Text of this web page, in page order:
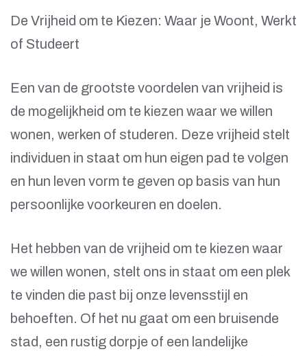
De Vrijheid om te Kiezen: Waar je Woont, Werkt
of Studeert
Een van de grootste voordelen van vrijheid is
de mogelijkheid om te kiezen waar we willen
wonen, werken of studeren. Deze vrijheid stelt
individuen in staat om hun eigen pad te volgen
en hun leven vorm te geven op basis van hun
persoonlijke voorkeuren en doelen.
Het hebben van de vrijheid om te kiezen waar
we willen wonen, stelt ons in staat om een plek
te vinden die past bij onze levensstijl en
behoeften. Of het nu gaat om een bruisende
stad, een rustig dorpje of een landelijke